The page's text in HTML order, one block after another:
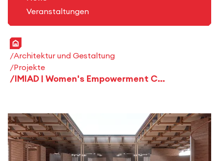
Veranstaltungen
Startseite
Architektur und Gestaltung
Projekte
IMIAD | Women's Empowerment Center Uganda